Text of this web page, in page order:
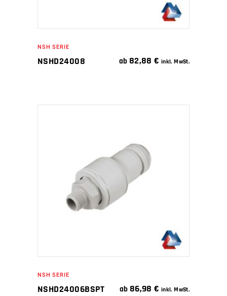
NSH SERIE
NSHD24008 ab 82,88€ inkl. MwSt.
IN DEN WARENKORB
NSH SERIE
NSHD24006BSPT ab 86,98€ inkl. MwSt.